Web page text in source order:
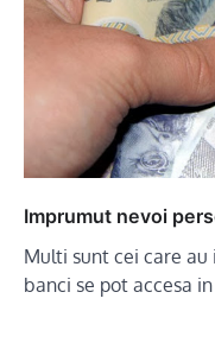
Imprumut nevoi
Multi sunt cei care
banci se pot accesa